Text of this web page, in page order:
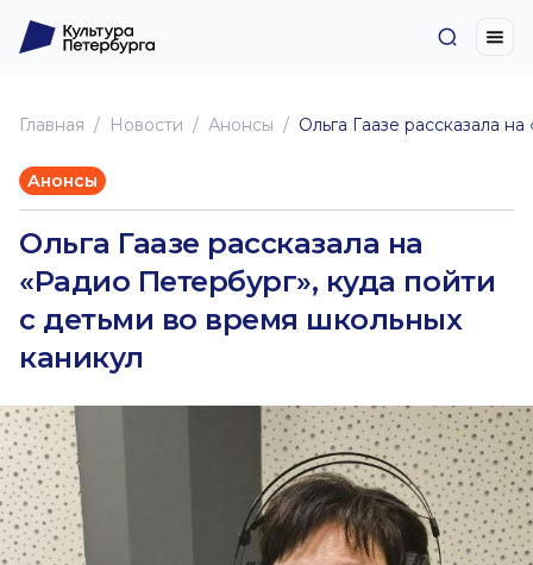
Главная Новоcти Анонсы Ольга Гаазе рассказала
Анонсы
Ольга Гаазе рассказала на
«Радио Петербург», куда пойти
с детьми во время школьных
каникул